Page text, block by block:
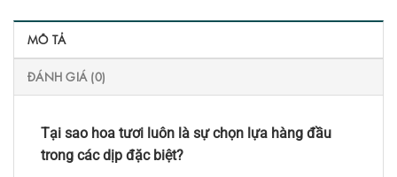
MÔ TẢ
ĐÁNH GIÁ (0)
Tại sao hoa tươi luôn là sự chọn lựa hàng đầu
trong các dịp đặc biệt?